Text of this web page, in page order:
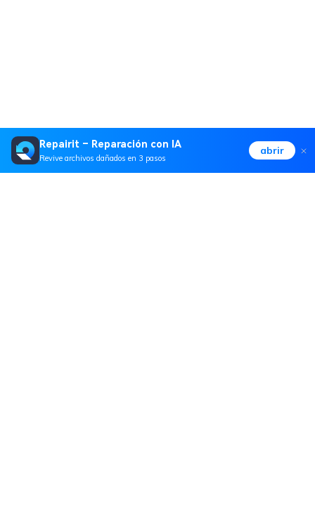
Repairit – Reparación con IA
Revive archivos dañados en 3 pasos
abrir